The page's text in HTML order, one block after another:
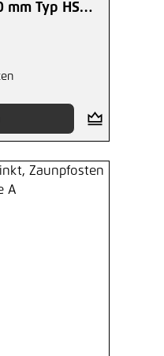
Typ HS